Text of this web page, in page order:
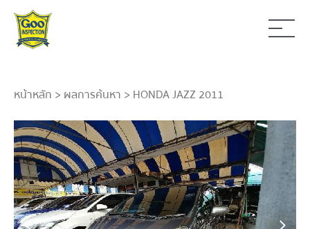
หน้าหลัก > ผลการค้นหา > HONDA JAZZ 2011